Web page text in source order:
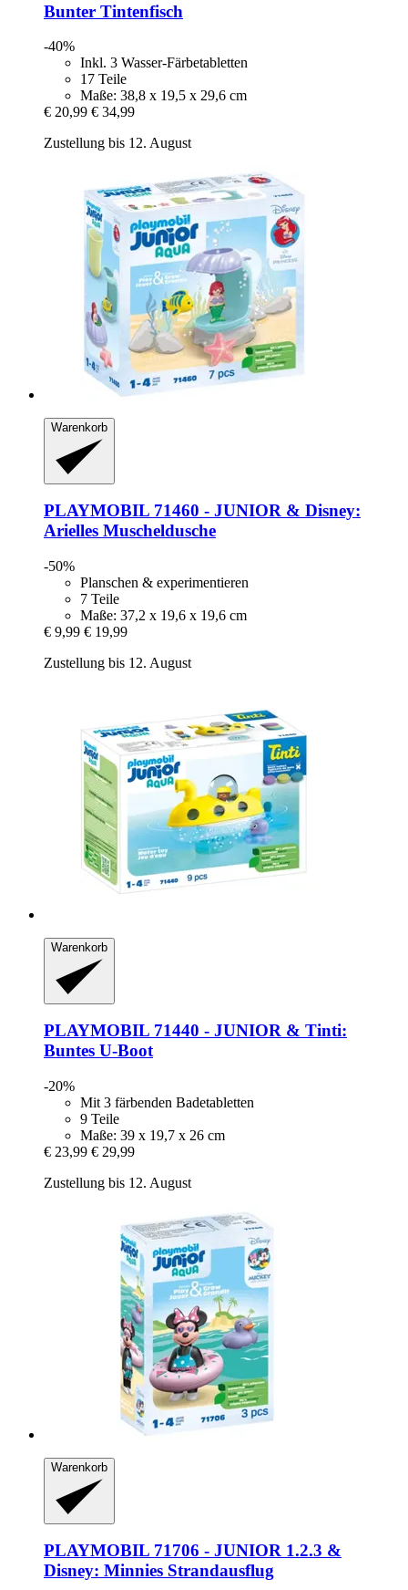
Bunter Tintenfisch
-40%
Inkl. 3 Wasser-Färbetabletten
17 Teile
Maße: 38,8 x 19,5 x 29,6 cm
€ 20,99 € 34,99
Zustellung bis 12. August
Warenkorb
PLAYMOBIL 71460 -​ JUNIOR & Disney:
Arielles Muscheldusche
-50%
Planschen & experimentieren
7 Teile
Maße: 37,2 x 19,6 x 19,6 cm
€ 9,99 € 19,99
Zustellung bis 12. August
Warenkorb
PLAYMOBIL 71440 -​ JUNIOR & Tinti:
Buntes U-​Boot
-20%
Mit 3 färbenden Badetabletten
9 Teile
Maße: 39 x 19,7 x 26 cm
€ 23,99 € 29,99
Zustellung bis 12. August
Warenkorb
PLAYMOBIL 71706 -​ JUNIOR 1.2.3 &
Disney: Minnies Strandausflug